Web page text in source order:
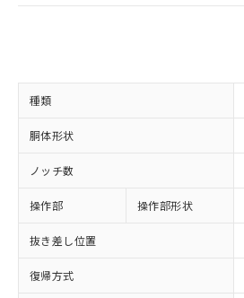
種類
胴体形状
ノッチ数
操作部 操作部形状
抜き差し位置
復帰方式